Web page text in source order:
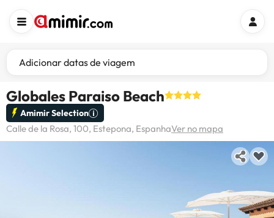
Adicionar datas de viagem
Globales Paraiso Beach
Amimir Selection
Calle de la Rosa, 100, Estepona, EspanhaVer no mapa